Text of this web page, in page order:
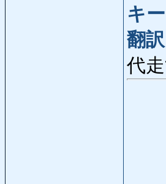
キ
翻訳
代